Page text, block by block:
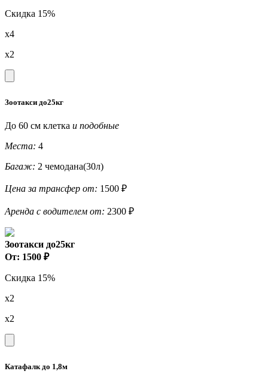
Скидка 15%
x4
x2
Зоотакси до25кг
До 60 см клетка и подобные
Места: 4
Багаж: 2 чемодана(30л)
Цена за трансфер от: 1500 ₽
Аренда с водителем от: 2300 ₽
Зоотакси до25кг
От: 1500 ₽
Скидка 15%
x2
x2
Катафалк до 1,8м